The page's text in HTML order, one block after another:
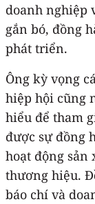
doanh nghiệp
gắn bó, đồng
phát triển.
Ông kỳ vọng
hiệp hội cũng
hiểu để tham
được sự đồng
hoạt động sản
thương hiệu.
báo chí và